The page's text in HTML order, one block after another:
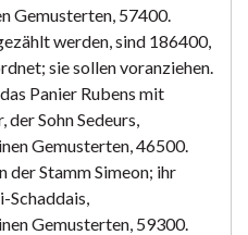
Gemusterten, 57400.
werden, sind 186400,
sie sollen voranziehen.
Panier Rubens mit
Sohn Sedeurs,
Gemusterten, 46500.
der Stamm Simeon; ihr
Schaddais,
Gemusterten, 59300.